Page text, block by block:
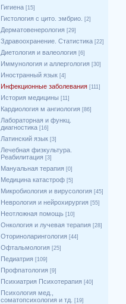
Гигиена [15]
Гистология с цито. эмбрио. [2]
Дерматовенерология [29]
Здравоохранение. Статистика [22]
Диетология и валеология [6]
Иммунология и аллергология [30]
Иностранный язык [4]
Инфекционные заболевания [111]
История медицины [11]
Кардиология м ангиология [86]
Лабораторная и функц.
диагностика [16]
Латинский язык [3]
Лечебная физкультура.
Реабилитация [3]
Мануальная терапия [0]
Медицина катастроф [5]
Микробиология и вирусология [45]
Неврология и нейрохирургия [55]
Неотложная помощь [10]
Онкология и лучевая терапия [28]
Оториноларингология [44]
Офтальмология [25]
Педиатрия [109]
Профпатология [9]
Психиатрия Психотерапия [40]
Психология мед.,
соматопсихология и тд.
[19]